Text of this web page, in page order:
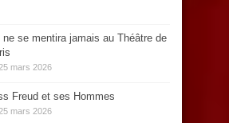
ne se mentira jamais au Théâtre de
25 mars 2026
Freud et ses Hommes
25 mars 2026